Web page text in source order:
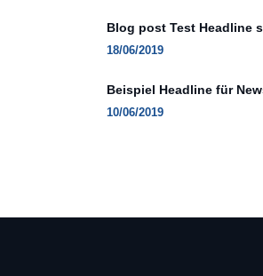
Blog post Test Headline
18/06/2019
Beispiel Headline für
10/06/2019